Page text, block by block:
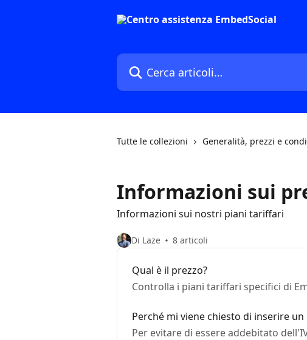
Cerca articoli…
Tutte le collezioni Generalità, prezzi e
Informazioni sui
Informazioni sui nostri piani tariffari
Di Laze 8 articoli
Qual è il prezzo?
Controlla i piani tariffari specifici di
Perché mi viene chiesto di inserire un
Per evitare di essere addebitato